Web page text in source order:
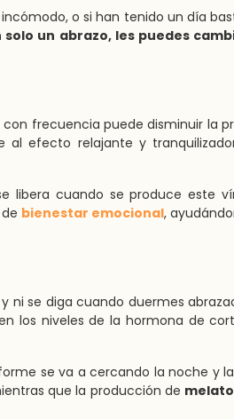
o si han tenido un día
solo un abrazo, les puedes
frecuencia puede disminuir la
al efecto relajante y
libera cuando se produce este
bienestar emocional,
y ni se diga cuando duermes
los niveles de la hormona de
se va a cercando la noche y
que la producción de